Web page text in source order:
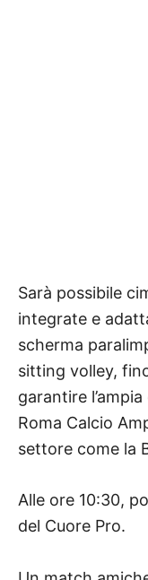
Sarà possibile
integrate e
scherma
sitting volley,
garantire
Roma Calcio
settore come la
Alle ore 10:30,
del Cuore Pro.